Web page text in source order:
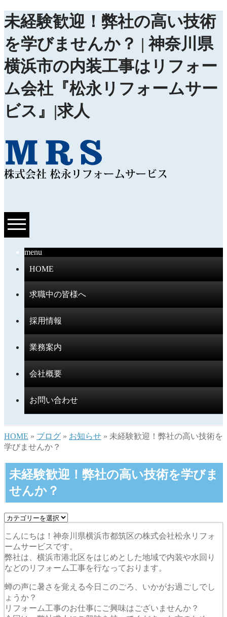
未経験歓迎！弊社の高い技術
を学びませんか？ | 神奈川県
横浜市の内装工事はリフォー
ム会社『松永リフォームサー
ビス』|求人
menu
HOME
求職中の皆様へ
採用情報
業務案内
会社概要
お問い合わせ
HOME » ブログ » お知らせ » 未経験歓迎！弊社の高い技術を
学びませんか？
未経験歓迎！弊社の高い技術を学びま
せんか？
こんにちは！神奈川県横浜市都筑区の株式会社松永リフォ
ームサービスです。
弊社は、横浜市港北区をはじめとした地域で内装や水回り
などのリフォーム工事を行なっております。
蝉の声に暑さを覚える今日このごろ、いかがお過ごしでし
ょうか？
リフォーム工事のお仕事にご興味はございませんか？